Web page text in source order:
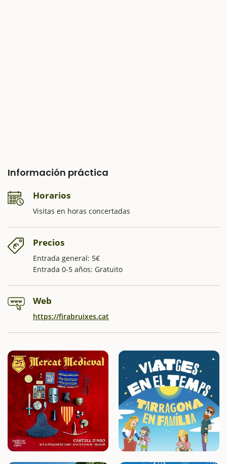
Información práctica
Horarios
Visitas en horas concertadas
Precios
Entrada general: 5€
Entrada 0-5 años: Gratuito
Web
https://firabruixes.cat